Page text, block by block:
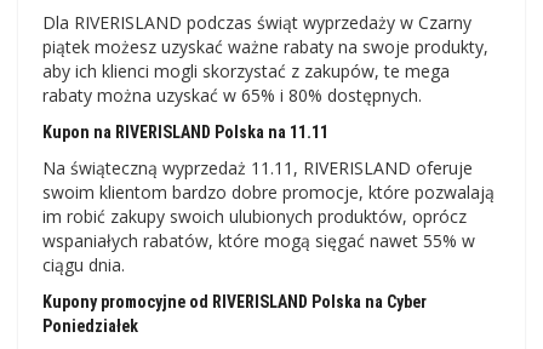
Dla RIVERISLAND podczas świąt wyprzedaży w Czarny
piątek możesz uzyskać ważne rabaty na swoje produkty,
aby ich klienci mogli skorzystać z zakupów, te mega
rabaty można uzyskać w 65% i 80% dostępnych.
Kupon na RIVERISLAND Polska na 11.11
Na świąteczną wyprzedaż 11.11, RIVERISLAND oferuje
swoim klientom bardzo dobre promocje, które pozwalają
im robić zakupy swoich ulubionych produktów, oprócz
wspaniałych rabatów, które mogą sięgać nawet 55% w
ciągu dnia.
Kupony promocyjne od RIVERISLAND Polska na Cyber ​​
Poniedziałek